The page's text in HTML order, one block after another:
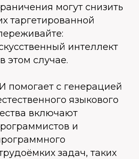
могут снизить
таргетированной
интеллект
этом случае.
помогает с генерацией
языкового
включают
и
задач, таких